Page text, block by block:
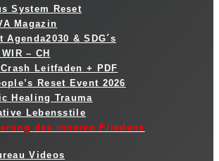
System Reset
Magazin
Agenda2030 & SDG´s
– CH
Leitfaden + PDF
Reset Event 2026
Healing Trauma
Lebensstile
des inneren Friedens
Videos